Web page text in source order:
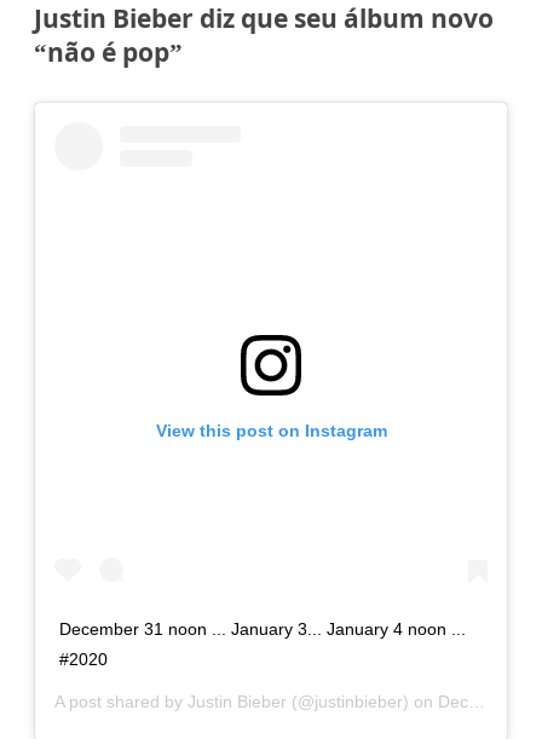
Justin Bieber diz que seu álbum novo
“não é pop”
View this post on Instagram
December 31 noon ... January 3... January 4 noon ...
#2020
A post shared by Justin Bieber (@justinbieber) on Dec 30, 2019 at 11:04am PST